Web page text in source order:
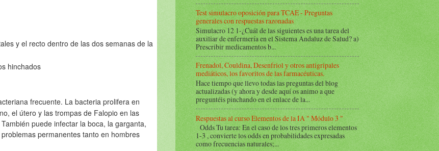
y el recto dentro de las dos semanas de la
hinchados
frecuente. La bacteria prolifera en
el útero y las trompas de Falopio en las
puede infectar la boca, la garganta,
permanentes tanto en hombres
Test simulacro oposición para TCAE - Preguntas
generales con respuestas razonadas
Simulacro 12 1-¿Cuál de las siguientes es una tarea del
auxiliar de enfermería en el Sistema Andaluz de Salud? a)
Prescribir medicamentos b...
Frenadol, Couldina, Desenfriol y otros antigripales
mediáticos, los favoritos de las farmacéuticas.
Hace tiempo que llevo todas las preguntas del blog
actualizadas (y ahora y desde aquí os animo a que
preguntéis pinchando en el enlace de la...
Respuestas al curso Elementos de la IA " Módulo 3 "
Odds Tu tarea: En el caso de los tres primeros elementos
1-3 , convierte los odds en probabilidades expresadas
como frecuencias naturales;...